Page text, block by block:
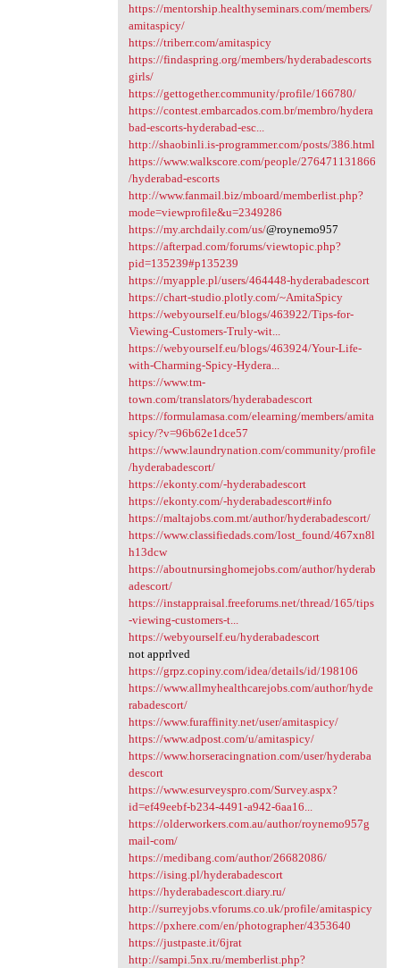
https://mentorship.healthyseminars.com/members/
amitaspicy/
https://triberr.com/amitaspicy
https://findaspring.org/members/hyderabadescorts
girls/
https://gettogether.community/profile/166780/
https://contest.embarcados.com.br/membro/hydera
bad-escorts-hyderabad-esc...
http://shaobinli.is-programmer.com/posts/386.html
https://www.walkscore.com/people/276471131866
/hyderabad-escorts
http://www.fanmail.biz/mboard/memberlist.php?
mode=viewprofile&u=2349286
https://my.archdaily.com/us/@roynemo957
https://afterpad.com/forums/viewtopic.php?
pid=135239#p135239
https://myapple.pl/users/464448-hyderabadescort
https://chart-studio.plotly.com/~AmitaSpicy
https://webyourself.eu/blogs/463922/Tips-for-
Viewing-Customers-Truly-wit...
https://webyourself.eu/blogs/463924/Your-Life-
with-Charming-Spicy-Hydera...
https://www.tm-
town.com/translators/hyderabadescort
https://formulamasa.com/elearning/members/amita
spicy/?v=96b62e1dce57
https://www.laundrynation.com/community/profile
/hyderabadescort/
https://ekonty.com/-hyderabadescort
https://ekonty.com/-hyderabadescort#info
https://maltajobs.com.mt/author/hyderabadescort/
https://www.classifiedads.com/lost_found/467xn8l
h13dcw
https://aboutnursinghomejobs.com/author/hyderab
adescort/
https://instappraisal.freeforums.net/thread/165/tips
-viewing-customers-t...
https://webyourself.eu/hyderabadescort
not apprlved
https://grpz.copiny.com/idea/details/id/198106
https://www.allmyhealthcarejobs.com/author/hyde
rabadescort/
https://www.furaffinity.net/user/amitaspicy/
https://www.adpost.com/u/amitaspicy/
https://www.horseracingnation.com/user/hyderaba
descort
https://www.esurveyspro.com/Survey.aspx?
id=ef49eebf-b234-4491-a942-6aa16...
https://olderworkers.com.au/author/roynemo957g
mail-com/
https://medibang.com/author/26682086/
https://ising.pl/hyderabadescort
https://hyderabadescort.diary.ru/
http://surreyjobs.vforums.co.uk/profile/amitaspicy
https://pxhere.com/en/photographer/4353640
https://justpaste.it/6jrat
http://sampi.5nx.ru/memberlist.php?